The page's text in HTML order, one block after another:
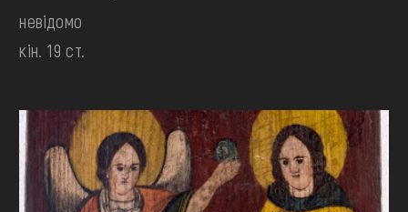
невідомо
кін. 19 ст.